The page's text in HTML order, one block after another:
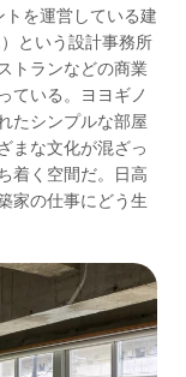
トを運営している建
という設計事務所
トランなどの商業
ている。ヨヨギノ
たシンプルな部屋
まな文化が混ざっ
着く空間だ。日高
家の仕事にどう生